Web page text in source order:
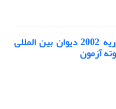
قانون 1999 – 1993 بلژیک رای 14 فوریه 2002 دیوان بین المللی
آزمون